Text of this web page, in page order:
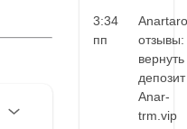
3:34
пп
отзывы:
вернуть
Anar-
trm.vip